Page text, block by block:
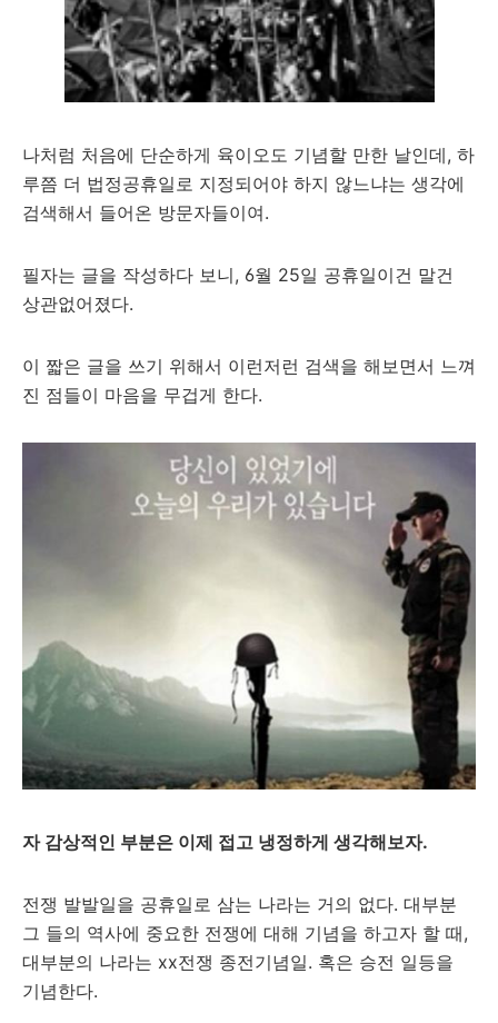
나처럼 처음에 단순하게 육이오도 기념할 만한 날인데, 하
루쯤 더 법정공휴일로 지정되어야 하지 않느냐는 생각에
검색해서 들어온 방문자들이여.
필자는 글을 작성하다 보니, 6월 25일 공휴일이건 말건
상관없어졌다.
이 짧은 글을 쓰기 위해서 이런저런 검색을 해보면서 느껴
진 점들이 마음을 무겁게 한다.
자 감상적인 부분은 이제 접고 냉정하게 생각해보자.
전쟁 발발일을 공휴일로 삼는 나라는 거의 없다. 대부분
그 들의 역사에 중요한 전쟁에 대해 기념을 하고자 할 때,
대부분의 나라는 xx전쟁 종전기념일. 혹은 승전 일등을
기념한다.